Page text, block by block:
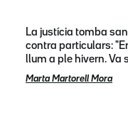
La justícia tomba
contra particulars:
llum a ple hivern. Va
Marta Martorell Mora